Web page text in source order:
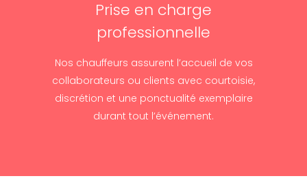
Prise en charge
professionnelle
Nos chauffeurs assurent l’accueil de vos
collaborateurs ou clients avec courtoisie,
discrétion et une ponctualité exemplaire
durant tout l’événement.